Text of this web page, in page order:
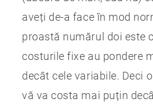
aveți de-a face în mod
proastă numărul doi este
costurile fixe au pondere
decât cele variabile. Deci
vă va costa mai puțin